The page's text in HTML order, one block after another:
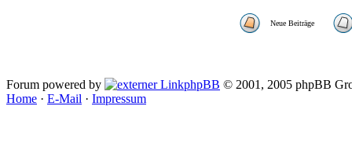
Neue Beiträge
Forum powered by phpBB © 2001, 2005 phpBB
Home · E-Mail · Impressum